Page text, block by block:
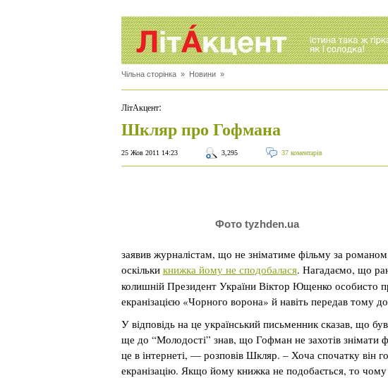
Чільна сторінка » Новини »
ЛітАкцент:
Шкляр про Гофмана
25 Жов 2011 14:23 3,295 37 коментарів
Фото tyzhden.ua
заявив журналістам, що не зніматиме фільму за
оскільки книжка йому не сподобалася. Нагадаємо, що
колишній Президент України Віктор Ющенко особисто
екранізацією «Чорного ворона» й навіть передав тому
У відповідь на це український письменник сказав, що
ще до “Молодості” знав, що Гофман не захотів
це в інтернеті, — розповів Шкляр. – Хоча спочатку він
екранізацію. Якщо йому книжка не подобається, то чому